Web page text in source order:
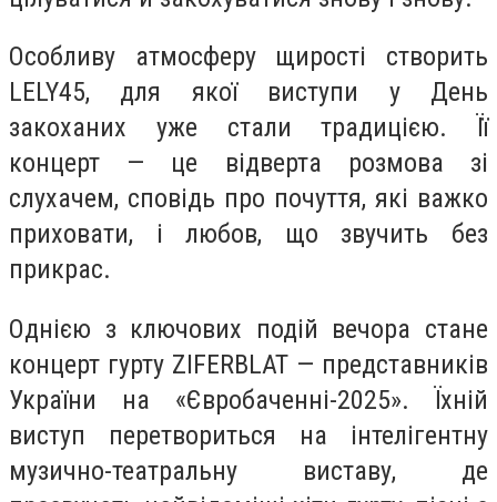
Особливу атмосферу щирості створить
LELY45, для якої виступи у День
закоханих уже стали традицією. Її
концерт — це відверта розмова зі
слухачем, сповідь про почуття, які важко
приховати, і любов, що звучить без
прикрас.
Однією з ключових подій вечора стане
концерт гурту ZIFERBLAT — представників
України на «Євробаченні-2025». Їхній
виступ перетвориться на інтелігентну
музично-театральну виставу, де